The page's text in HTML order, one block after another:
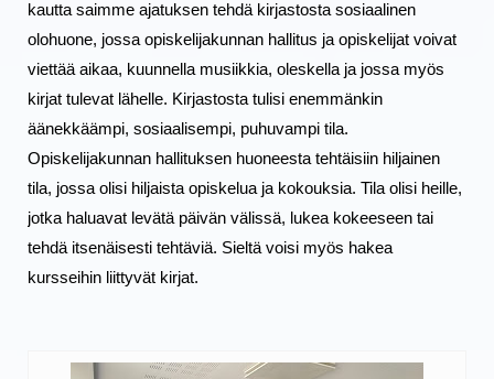
kautta saimme ajatuksen tehdä kirjastosta sosiaalinen
olohuone, jossa opiskelijakunnan hallitus ja opiskelijat voivat
viettää aikaa, kuunnella musiikkia, oleskella ja jossa myös
kirjat tulevat lähelle. Kirjastosta tulisi enemmänkin
äänekkäämpi, sosiaalisempi, puhuvampi tila.
Opiskelijakunnan hallituksen huoneesta tehtäisiin hiljainen
tila, jossa olisi hiljaista opiskelua ja kokouksia. Tila olisi heille,
jotka haluavat levätä päivän välissä, lukea kokeeseen tai
tehdä itsenäisesti tehtäviä. Sieltä voisi myös hakea
kursseihin liittyvät kirjat.